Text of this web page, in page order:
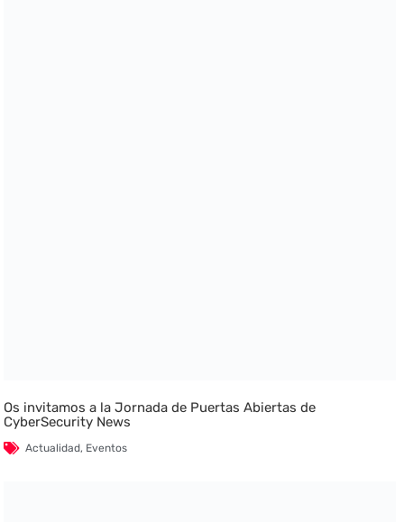
Os invitamos a la Jornada de Puertas Abiertas de
CyberSecurity News
Actualidad, Eventos